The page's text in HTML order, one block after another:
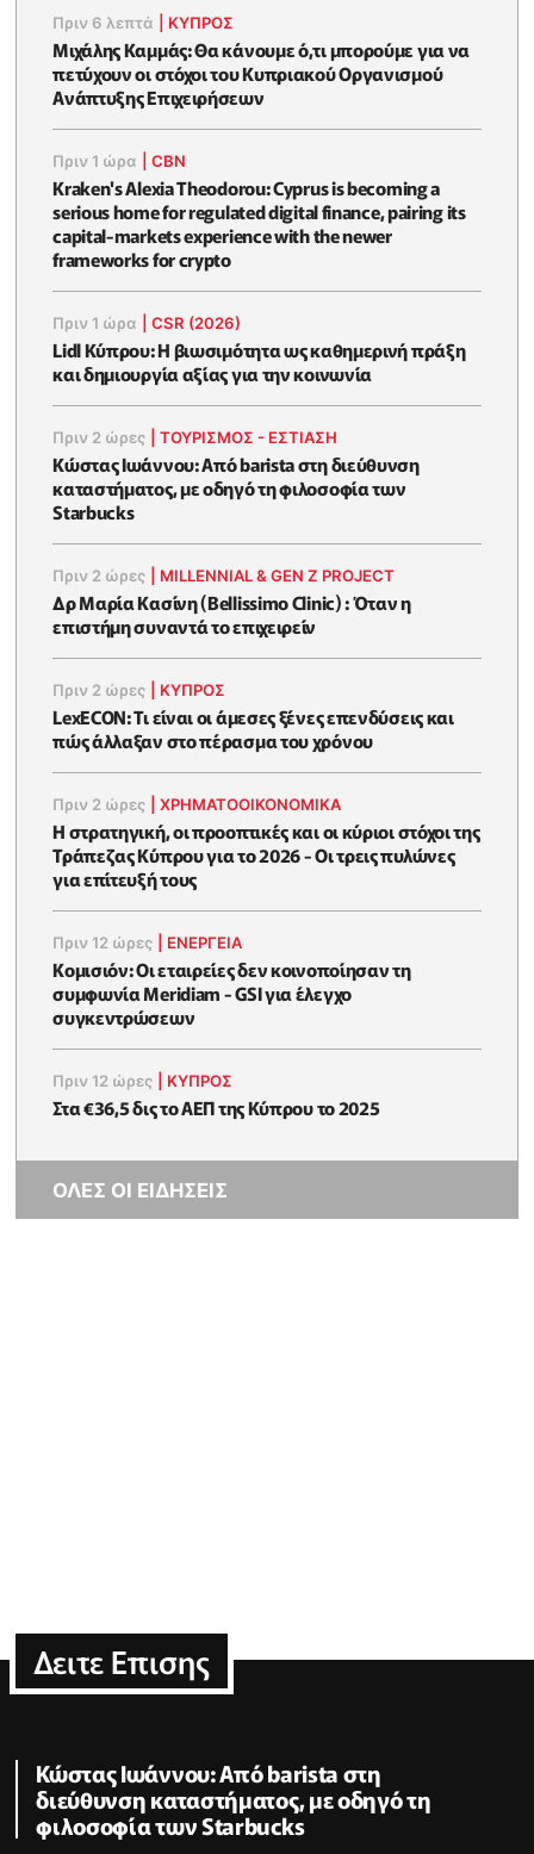
Πριν 6 λεπτά ΚΥΠΡΟΣ
Μιχάλης Καμμάς: Θα κάνουμε ό,τι μπορούμε για να
πετύχουν οι στόχοι του Κυπριακού Οργανισμού
Ανάπτυξης Επιχειρήσεων
Πριν 1 ώρα |CBN
Kraken's Alexia Theodorou: Cyprus is becoming a
serious home for regulated digital finance, pairing its
capital-markets experience with the newer
frameworks for crypto
Πριν 1 ώρα |CSR (2026)
Lidl Κύπρου: Η βιωσιμότητα ως καθημερινή πράξη
και δημιουργία αξίας για την κοινωνία
Πριν 2 ώρες |ΤΟΥΡΙΣΜΟΣ - ΕΣΤΙΑΣΗ
Κώστας Ιωάννου: Από barista στη διεύθυνση
καταστήματος, με οδηγό τη φιλοσοφία των
Starbucks
Πριν 2 ώρες MILLENNIAL & GEN Z PROJECT
Δρ Μαρία Κασίνη (Bellissimo Clinic) : Όταν η
επιστήμη συναντά το επιχειρείν
Πριν 2 ώρες ΚΥΠΡΟΣ
LexECON: Τι είναι οι άμεσες ξένες επενδύσεις και
πώς άλλαξαν στο πέρασμα του χρόνου
Πριν 2 ώρες |ΧΡΗΜΑΤΟΟΙΚΟΝΟΜΙΚΆ
Η στρατηγική, οι προοπτικές και οι κύριοι στόχοι της
Τράπεζας Κύπρου για το 2026 - Οι τρεις πυλώνες
για επίτευξή τους
Πριν 12 ώρες ΕΝΈΡΓΕΙΑ
Κομισιόν: Οι εταιρείες δεν κοινοποίησαν τη
συμφωνία Meridiam - GSI για έλεγχο
συγκεντρώσεων
Πριν 12 ώρες ΚΥΠΡΟΣ
Στα €36,5 δις το ΑΕΠ της Κύπρου το 2025
ΟΛΕΣ ΟΙ ΕΙΔΗΣΕΙΣ
Δειτε Επισης
Κώστας Ιωάννου: Από barista στη
διεύθυνση καταστήματος, με οδηγό τη
φιλοσοφία των Starbucks